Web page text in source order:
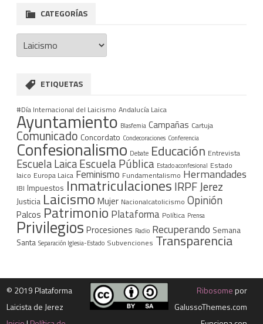
CATEGORÍAS
Categorías
ETIQUETAS
#Día Internacional del Laicismo Andalucía Laica
Ayuntamiento Blasfemia Campañas Cartuja
Comunicado Concordato Condecoraciones Conferencia
Confesionalismo Debate Educación Entrevista
Escuela LaicaEscuela Pública Estado aconfesional Estado
laico Europa Laica Feminismo Fundamentalismo Hermandades
IBI Impuestos Inmatriculaciones IRPFJerez
Justicia Laicismo Mujer Nacionalcatolicismo Opinión
Palcos Patrimonio Plataforma Política Prensa
Privilegios Procesiones Radio Recuperando Semana
Santa Separación Iglesia-Estado Subvenciones Transparencia
© 2019 Plataforma
Laicista de Jerez
Ribosomepor
GalussoThemes.com